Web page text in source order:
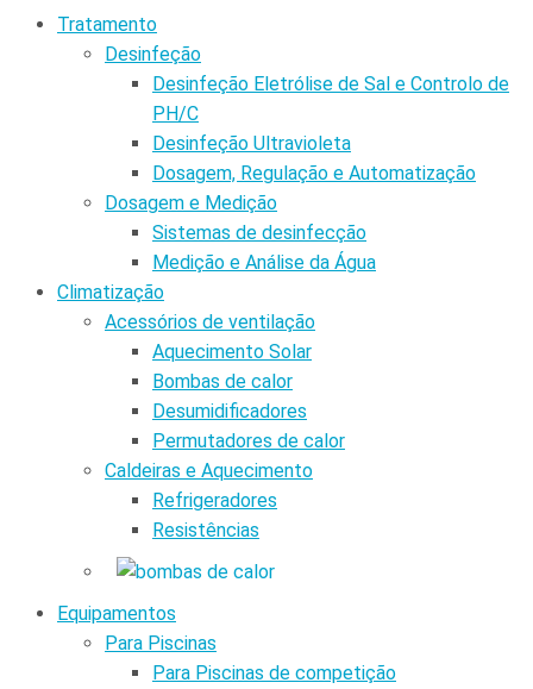
Tratamento
Desinfeção
Desinfeção Eletrólise de Sal e Controlo de
PH/C
Desinfeção Ultravioleta
Dosagem, Regulação e Automatização
Dosagem e Medição
Sistemas de desinfecção
Medição e Análise da Água
Climatização
Acessórios de ventilação
Aquecimento Solar
Bombas de calor
Desumidificadores
Permutadores de calor
Caldeiras e Aquecimento
Refrigeradores
Resistências
Equipamentos
Para Piscinas
Para Piscinas de competição